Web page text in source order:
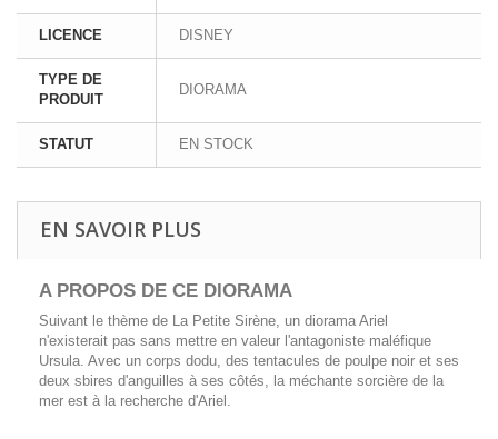
LICENCE DISNEY
TYPE DE
PRODUIT
DIORAMA
STATUT EN STOCK
EN SAVOIR PLUS
A PROPOS DE CE DIORAMA
Suivant le thème de La Petite Sirène, un diorama Ariel
n'existerait pas sans mettre en valeur l'antagoniste maléfique
Ursula. Avec un corps dodu, des tentacules de poulpe noir et ses
deux sbires d'anguilles à ses côtés, la méchante sorcière de la
mer est à la recherche d'Ariel.